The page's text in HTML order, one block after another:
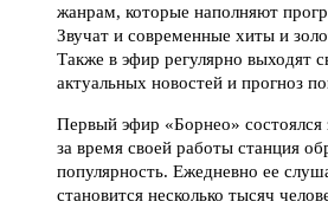
жанрам, которые наполняют
Звучат и современные хиты и
Также в эфир регулярно выходят
актуальных новостей и прогноз
Первый эфир «Борнео» состоялся
за время своей работы станция
популярность. Ежедневно ее
становится несколько тысяч